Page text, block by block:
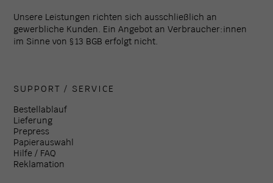
Unsere Leistungen richten sich ausschließlich an
gewerbliche Kunden. Ein Angebot an Verbraucher:innen
im Sinne von § 13 BGB erfolgt nicht.
SUPPORT / SERVICE
Bestellablauf
Lieferung
Prepress
Papierauswahl
Hilfe / FAQ
Reklamation